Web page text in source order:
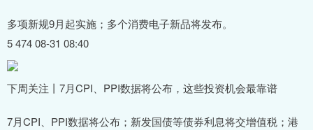
多项新规9月起实施；多个消费电子新品将发布。
5 474 08-31 08:40
下周关注丨7月CPI、PPI数据将公布，这些投资机会最靠谱
7月CPI、PPI数据将公布；新发国债等债券利息将交增值税；港